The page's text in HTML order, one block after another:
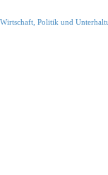
Politik und